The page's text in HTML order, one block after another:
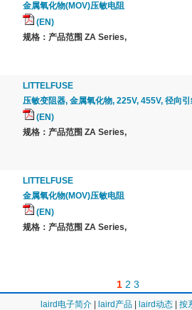
金属氧化物(MOV)压敏电阻
(EN)
规格：产品范围 ZA Series,
LITTELFUSE
压敏变阻器, 金属氧化物, 225V, 455V, 径向
(EN)
规格：产品范围 ZA Series,
LITTELFUSE
金属氧化物(MOV)压敏电阻
(EN)
规格：产品范围 ZA Series,
1 2 3
laird电子简介 laird产品 laird动态
按